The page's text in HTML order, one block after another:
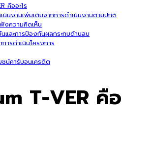
คืออะไร
นินงานเพิ่มเติมจากการดำเนินงานตามปกติ
งความคิดเห็น
ละการป้องกันผลกระทบด้านลบ
ารดำเนินโครงการ
ชน์คาร์บอนเครดิต
T-VER คือ